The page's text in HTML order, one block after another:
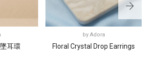
耳環
by Adora
Floral Crystal Drop Earrings